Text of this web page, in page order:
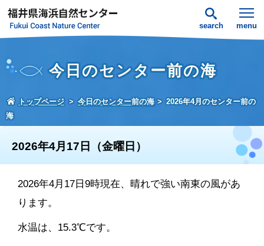
search menu
今日のセンター前の海
トップページ 今日のセンター前の海
2026年4月のセンター前の
海
2026年4月17日（金曜日）
2026年4月17日9時現在、晴れで強い南東の風があ
ります。
水温は、15.3℃です。